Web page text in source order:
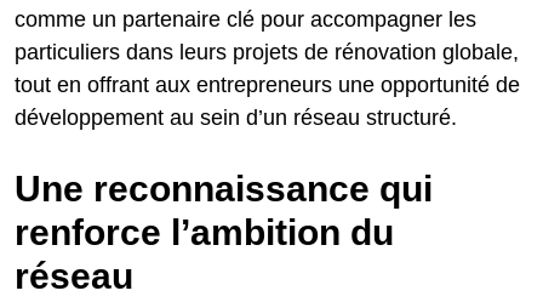
comme un partenaire clé pour accompagner les
particuliers dans leurs projets de rénovation globale,
tout en offrant aux entrepreneurs une opportunité de
développement au sein d’un réseau structuré.
Une reconnaissance qui
renforce l’ambition du
réseau